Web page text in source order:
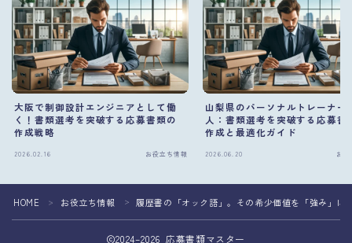
大阪で制御設計エンジニアとして働
く！書類選考を突破する応募書類の
作成戦略
2026.02.16 お役立ち情報
山梨県のパーソナルトレーナー
人：書類選考を突破する応募書
作成と最適化ガイド
2026.06.20 お
HOME ＞ お役立ち情報 ＞ 履歴書の「オック語」。その希少価値を「強み」に
2024–2026 応募書類マスター